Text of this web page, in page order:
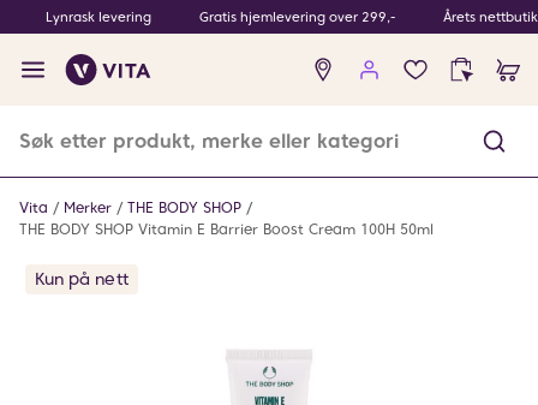
Lynrask levering Gratis hjemlevering over 299,- Årets
Ingen
produkter
Vita Merker
THE BODY SHOP
THE BODY SHOP Vitamin E Barrier Boost Cream 100H 50ml
Kun på nett